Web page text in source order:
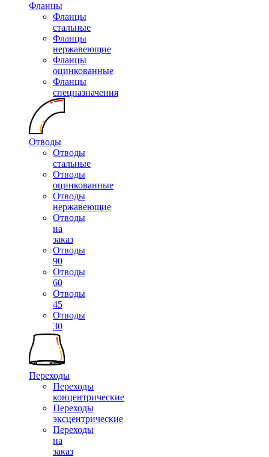
Фланцы
Фланцы
стальные
Фланцы
нержавеющие
Фланцы
оцинкованные
Фланцы
спецназначения
Отводы
Отводы
стальные
Отводы
оцинкованные
Отводы
нержавеющие
Отводы
на
заказ
Отводы
90
Отводы
60
Отводы
45
Отводы
30
Переходы
Переходы
концентрические
Переходы
эксцентрические
Переходы
на
заказ